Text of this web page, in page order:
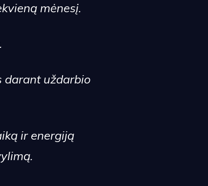
mėnesį.
.
darant uždarbio
ir energiją
.